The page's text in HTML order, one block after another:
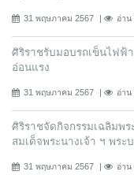
31 พฤษภาคม 2567 อ่าน
ศิริราชรับมอบรถเข็นไฟฟ้
อ่อนแรง
31 พฤษภาคม 2567 อ่าน
ศิริราชจัดกิจกรรมเฉลิมพร
สมเด็จพระนางเจ้า ฯ พระ
31 พฤษภาคม 2567 อ่าน